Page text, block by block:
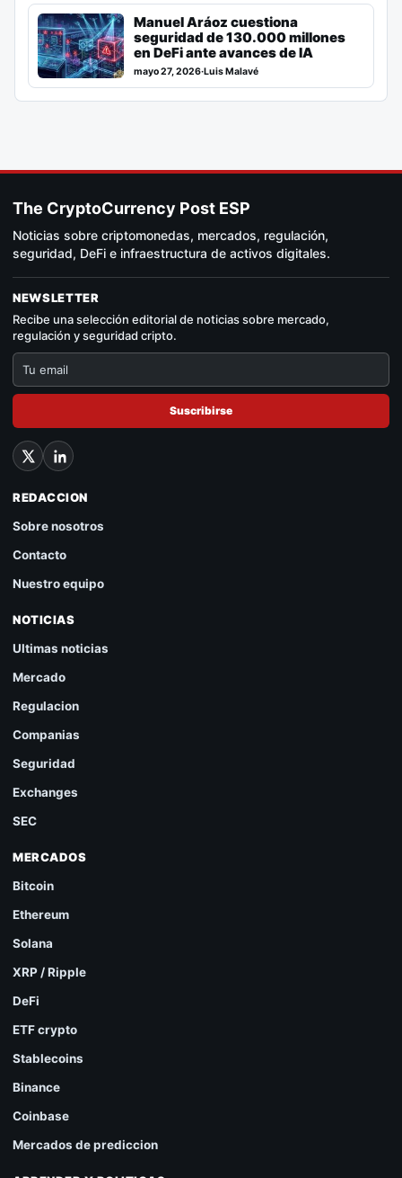
Manuel Aráoz cuestiona
seguridad de 130.000 millones
en DeFi ante avances de IA
mayo 27, 2026·Luis Malavé
The CryptoCurrency Post ESP
Noticias sobre criptomonedas, mercados, regulación,
seguridad, DeFi e infraestructura de activos digitales.
NEWSLETTER
Recibe una selección editorial de noticias sobre mercado,
regulación y seguridad cripto.
Suscribirse
REDACCION
Sobre nosotros
Contacto
Nuestro equipo
NOTICIAS
Ultimas noticias
Mercado
Regulacion
Companias
Seguridad
Exchanges
SEC
MERCADOS
Bitcoin
Ethereum
Solana
XRP / Ripple
DeFi
ETF crypto
Stablecoins
Binance
Coinbase
Mercados de prediccion